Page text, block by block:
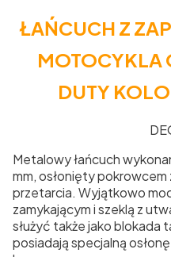
ŁAŃCUCH Z
MOTOCYKLA
DUTY
Metalowy łańcuch
mm, osłonięty
przetarcia. Wyjątkowo
zamykającymi szeklą z
służyć także jako blokada
posiadają specjalną